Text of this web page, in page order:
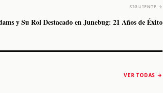
SIGUIENTE →
y Su Rol Destacado en Junebug: 21 Años de Éxito
VER TODAS →